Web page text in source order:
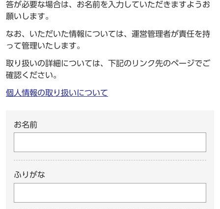
答が必要な場合は、お名前を入力していただきますようお
願いします。
なお、いただいた情報については、運営管理者が責任を持
って管理いたします。
取り扱いの詳細については、下記のリンク先のページでご
確認ください。
個人情報の取り扱いについて
お名前
ふりがな